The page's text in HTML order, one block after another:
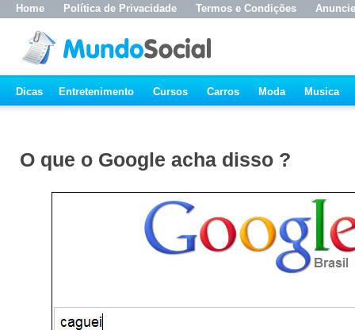
Home Política de Privacidade Termos e Condições Anuncie
Dicas Entretenimento Cursos Carros Moda Musica
O que o Google acha disso ?